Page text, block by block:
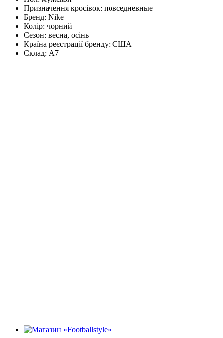
Призначення кросівок: повседневные
Бренд: Nike
Колір: чорний
Сезон: весна, осінь
Країна реєстрації бренду: США
Склад: А7